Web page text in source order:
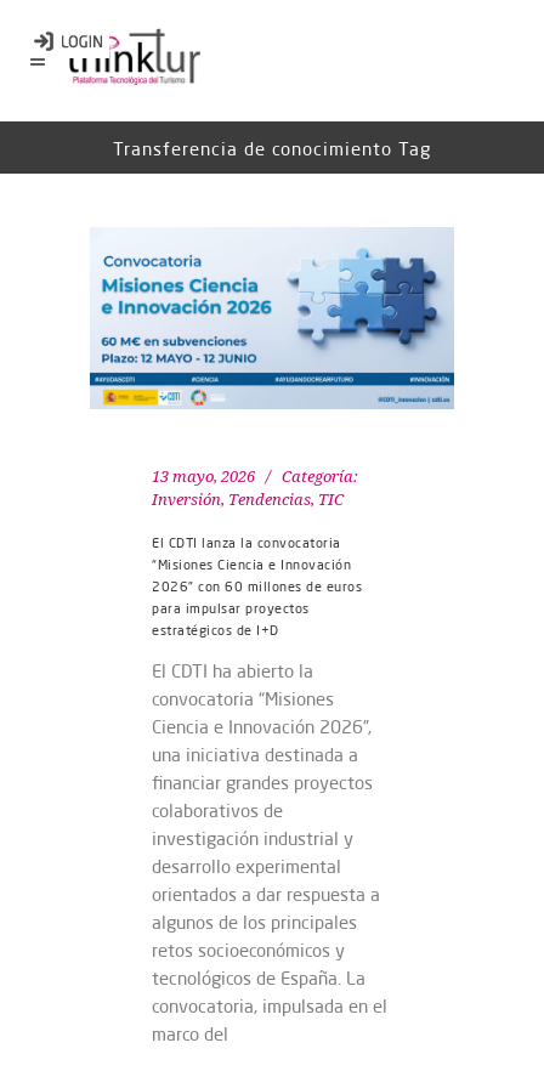
Transferencia de conocimiento Tag
13 mayo, 2026
Categoría:
Inversión, Tendencias, TIC
El CDTI lanza la convocatoria
“Misiones Ciencia e Innovación
2026” con 60 millones de euros
para impulsar proyectos
estratégicos de I+D
El CDTI ha abierto la
convocatoria “Misiones
Ciencia e Innovación 2026”,
una iniciativa destinada a
financiar grandes proyectos
colaborativos de
investigación industrial y
desarrollo experimental
orientados a dar respuesta a
algunos de los principales
retos socioeconómicos y
tecnológicos de España. La
convocatoria, impulsada en el
marco del